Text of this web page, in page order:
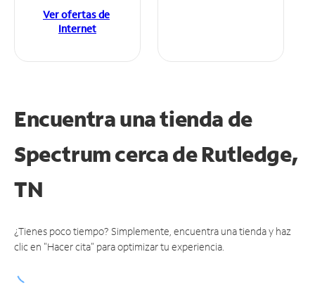
Ver ofertas de
Internet
Encuentra una tienda de
Spectrumcerca de Rutledge,
TN
¿Tienes poco tiempo? Simplemente, encuentra una tienda y haz
clic en "Hacer cita" para optimizar tu experiencia.